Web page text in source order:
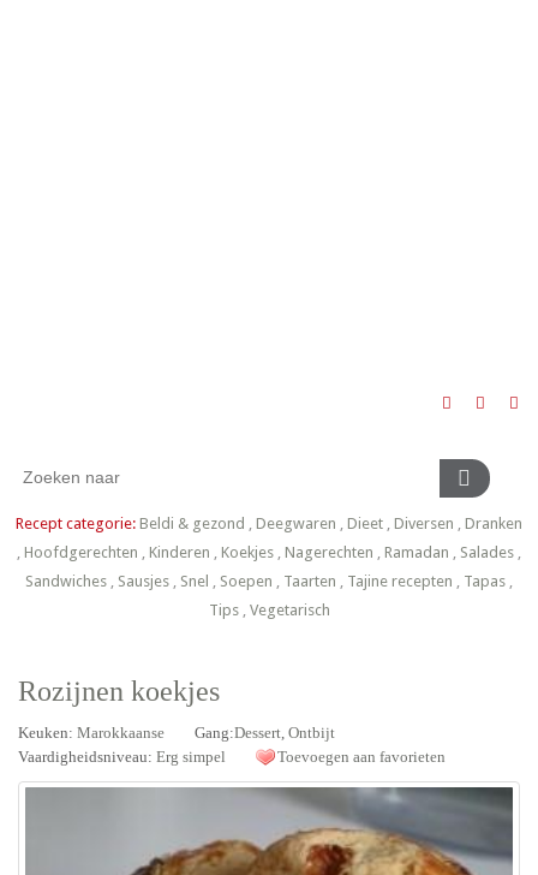
Recept categorie: Beldi & gezond , Deegwaren , Dieet , Diversen , Dranken
, Hoofdgerechten , Kinderen , Koekjes , Nagerechten , Ramadan , Salades ,
Sandwiches , Sausjes , Snel , Soepen , Taarten , Tajine recepten , Tapas ,
Tips, Vegetarisch
Rozijnen koekjes
Keuken:Marokkaanse Gang:Dessert,Ontbijt
Vaardigheidsniveau:Erg simpel Toevoegen aan favorieten